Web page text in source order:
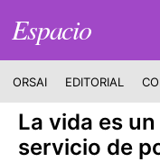
Espacio
ORSAI EDITORIAL
La vida es
servicio de